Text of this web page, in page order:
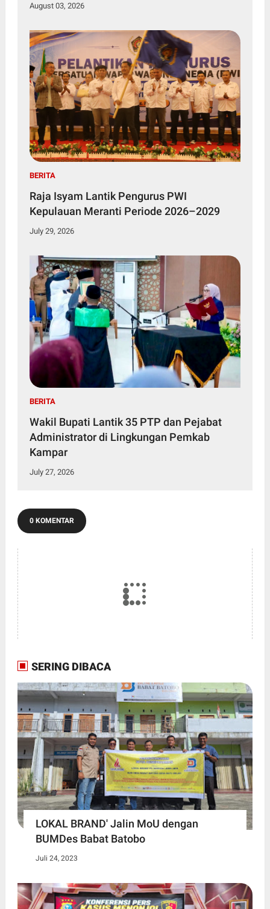
August 03, 2026
BERITA
Raja Isyam Lantik Pengurus PWI
Kepulauan Meranti Periode 2026–2029
July 29, 2026
BERITA
Wakil Bupati Lantik 35 PTP dan Pejabat
Administrator di Lingkungan Pemkab
Kampar
July 27, 2026
0 KOMENTAR
SERING DIBACA
LOKAL BRAND' Jalin MoU dengan
BUMDes Babat Batobo
Juli 24, 2023